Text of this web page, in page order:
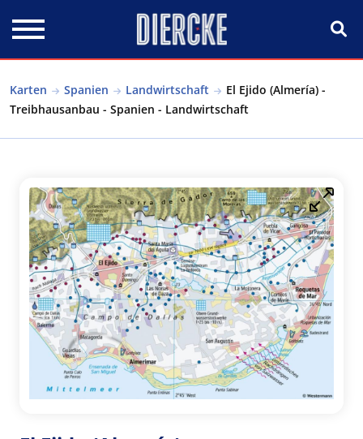
Karten Spanien Landwirtschaft
El Ejido (Almería) -
Treibhausanbau - Spanien - Landwirtschaft